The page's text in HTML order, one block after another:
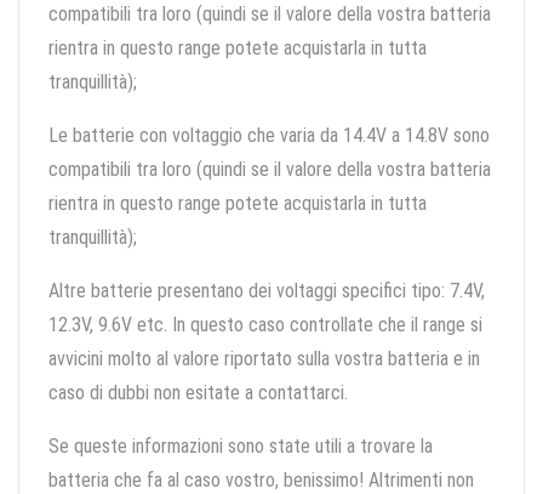
compatibili tra loro (quindi se il valore della vostra batteria
rientra in questo range potete acquistarla in tutta
tranquillità);
Le batterie con voltaggio che varia da 14.4V a 14.8V sono
compatibili tra loro (quindi se il valore della vostra batteria
rientra in questo range potete acquistarla in tutta
tranquillità);
Altre batterie presentano dei voltaggi specifici tipo: 7.4V,
12.3V, 9.6V etc. In questo caso controllate che il range si
avvicini molto al valore riportato sulla vostra batteria e in
caso di dubbi non esitate a contattarci.
Se queste informazioni sono state utili a trovare la
batteria che fa al caso vostro, benissimo! Altrimenti non